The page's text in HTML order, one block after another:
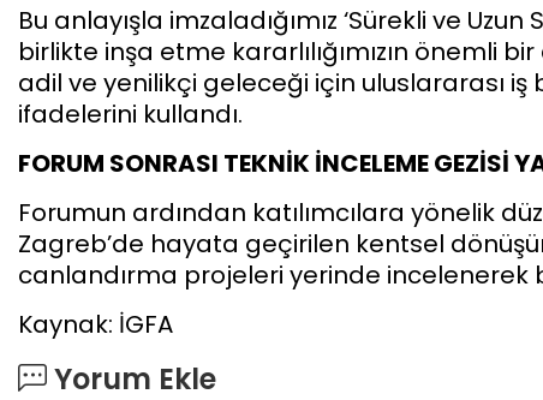
Bu anlayışla imzaladığımız ‘Sürekli ve
birlikte inşa etme kararlılığımızın önemli
adil ve yenilikçi geleceği için uluslararası
ifadelerini kullandı.
FORUM SONRASI TEKNİK İNCELEME GEZİSİ
Forumun ardından katılımcılara yönelik
Zagreb’de hayata geçirilen kentsel
canlandırma projeleri yerinde incelenerek
Kaynak: İGFA
Yorum Ekle